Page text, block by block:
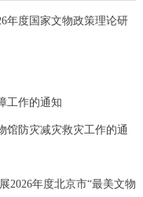
年度国家文物政策理论研
工作的通知
馆防灾减灾救灾工作的通
2026年度北京市“最美文物